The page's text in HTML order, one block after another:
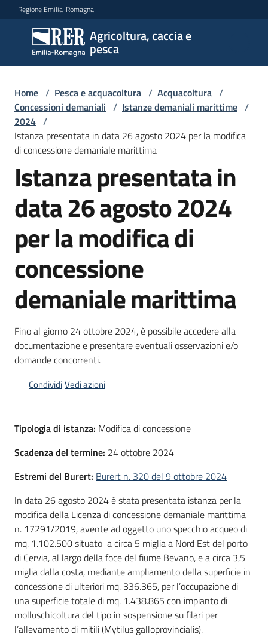
Vai al contenuto
Vai alla navigazione
Vai al footer
Regione Emilia-Romagna
Agricoltura, caccia e
pesca
Agricoltura,
caccia e
pesca
Argomenti
Novità
Servizi
Leggi
atti
bandi
Piani
programmi
progetti
in
Seguici
su
Home / Pesca e acquacoltura / Acquacoltura /
Concessioni demaniali / Istanze demaniali marittime /
2024 /
Istanza presentata in data 26 agosto 2024 per la modifica
di concessione demaniale marittima
Istanza presentata in
data 26 agosto 2024
per la modifica di
concessione
demaniale marittima
Fino al giorno 24 ottobre 2024, è possibile accedere alla
documentazione e presentare eventuali osservazioni e/o
domande concorrenti.
CondividiVedi azioni
Tipologia di istanza: Modifica di concessione
Scadenza del termine: 24 ottobre 2024
Estremi del Burert: Burert n. 320 del 9 ottobre 2024
In data 26 agosto 2024 è stata presentata istanza per la
modifica della Licenza di concessione demaniale marittima
n. 17291/2019, avente ad oggetto uno specchio acqueo di
mq. 1.102.500 situato a circa 5 miglia a Nord Est del porto
di Cervia, al largo della foce del fiume Bevano, e a circa 3,5
miglia dalla costa, mediante ampliamento della superficie in
concessione di ulteriori mq. 336.365, per l’occupazione di
una superficie totale di mq. 1.438.865 con impianto di
molluschicoltura del tipo in sospensione su filari per
l’allevamento di mitili (Mytilus galloprovincialis).